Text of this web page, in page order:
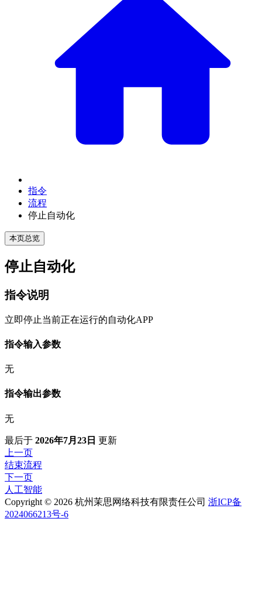
指令
流程
停止自动化
本页总览
停止自动化
指令说明
立即停止当前正在运行的自动化APP
指令输入参数
无
指令输出参数
无
最后于 2026年7月23日 更新
上一页
结束流程
下一页
人工智能
Copyright © 2026 杭州茉思网络科技有限责任公司 浙ICP备
2024066213号-6